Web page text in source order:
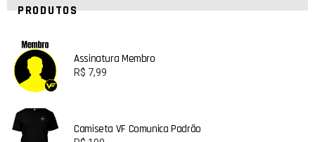
PRODUTOS
Assinatura Membro
R$ 7,99
Camiseta VF Comunica Padrão